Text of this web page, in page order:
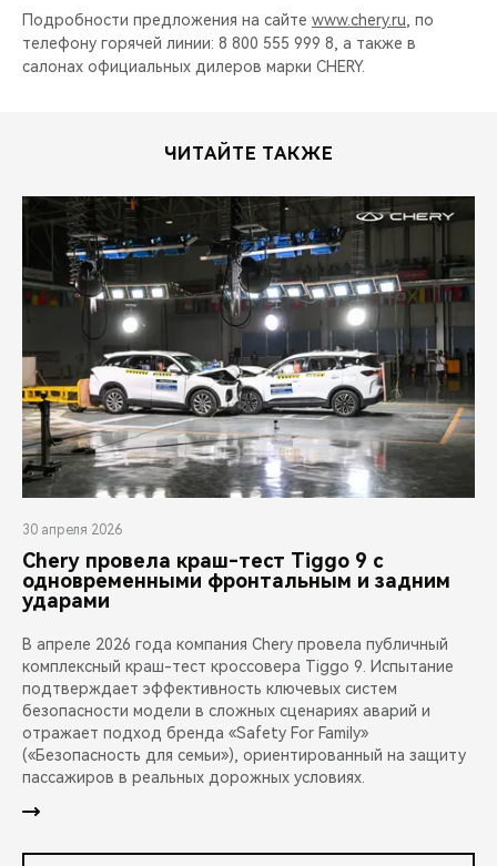
Подробности предложения на сайте www.chery.ru , по
телефону горячей линии: 8 800 555 999 8, а также в
салонах официальных дилеров марки CHERY.
ЧИТАЙТЕ ТАКЖЕ
30 апреля 2026
Chery провела краш-тест Tiggo 9 с
одновременными фронтальным и задним
ударами
В апреле 2026 года компания Chery провела публичный
комплексный краш-тест кроссовера Tiggo 9. Испытание
подтверждает эффективность ключевых систем
безопасности модели в сложных сценариях аварий и
отражает подход бренда «Safety For Family»
(«Безопасность для семьи»), ориентированный на защиту
пассажиров в реальных дорожных условиях.